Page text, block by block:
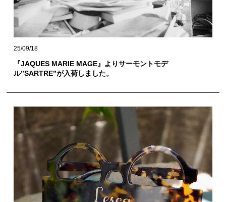
25/09/18
『JAQUES MARIE MAGE』よりサーモントモデ
ル”SARTRE”が入荷しました。